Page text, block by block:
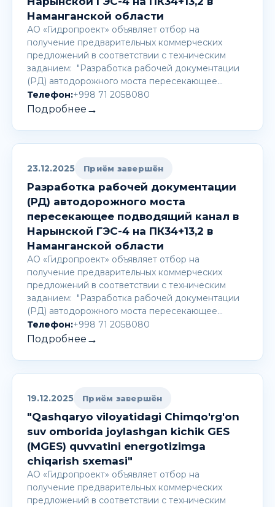
Наманганской области
АО «Гидропроект» объявляет отбор на
получение предварительных коммерческих
предложений в соответствии с техническим
заданием: "Разработка рабочей документации
(РД) автодорожного моста пересекающее…
Телефон:+998 71 2058080
Подробнее →
23.12.2025 Приём завершён
Разработка рабочей документации
(РД) автодорожного моста
пересекающее подводящий канал в
Нарынской ГЭС-4 на ПК34+13,2 в
Наманганской области
АО «Гидропроект» объявляет отбор на
получение предварительных коммерческих
предложений в соответствии с техническим
заданием: "Разработка рабочей документации
(РД) автодорожного моста пересекающее…
Телефон:+998 71 2058080
Подробнее →
19.12.2025 Приём завершён
"Qashqaryo viloyatidagi Chimqo'rg'on
suv omborida joylashgan kichik GES
(MGES) quvvatini energotizimga
chiqarish sxemasi"
АО «Гидропроект» объявляет отбор на
получение предварительных коммерческих
предложений в соответствии с техническим